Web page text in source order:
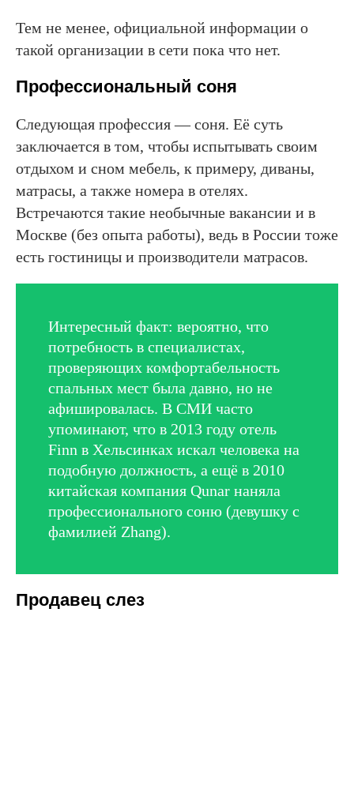
Тем не менее, официальной информации о
такой организации в сети пока что нет.
Профессиональный соня
Следующая профессия — соня. Её суть
заключается в том, чтобы испытывать своим
отдыхом и сном мебель, к примеру, диваны,
матрасы, а также номера в отелях.
Встречаются такие необычные вакансии и в
Москве (без опыта работы), ведь в России тоже
есть гостиницы и производители матрасов.
Интересный факт: вероятно, что
потребность в специалистах,
проверяющих комфортабельность
спальных мест была давно, но не
афишировалась. В СМИ часто
упоминают, что в 2013 году отель
Finn в Хельсинках искал человека на
подобную должность, а ещё в 2010
китайская компания Qunar наняла
профессионального соню (девушку с
фамилией Zhang).
Продавец слез